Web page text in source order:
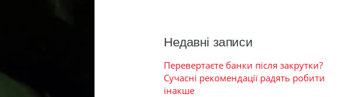
Недавні записи
Перевертаєте банки після закрутки?
Сучасні рекомендації радять робити
інакше